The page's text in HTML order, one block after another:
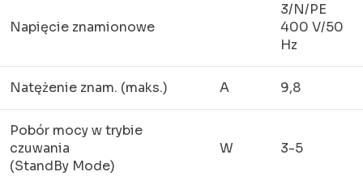
Napięcie znamionowe
3/N/PE
400 V/50
Hz
Natężenie znam. (maks.) A 9,8
Pobór mocy w trybie
czuwania
(StandBy Mode)
W 3-5